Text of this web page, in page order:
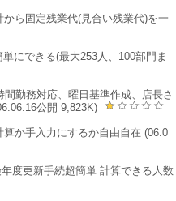
ら固定残業代(見合い残業代)を一
にできる(最大253人、100部門ま
間勤務対応、曜日基準作成、店長さ
公開 9,823K)
算か手入力にするか自由自在 (06.0
度更新手続超簡単 計算できる人数